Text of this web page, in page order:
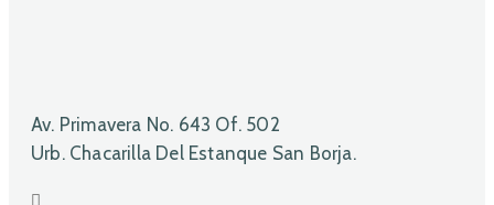
Av. Primavera No. 643 Of. 502
Urb. Chacarilla Del Estanque San Borja.